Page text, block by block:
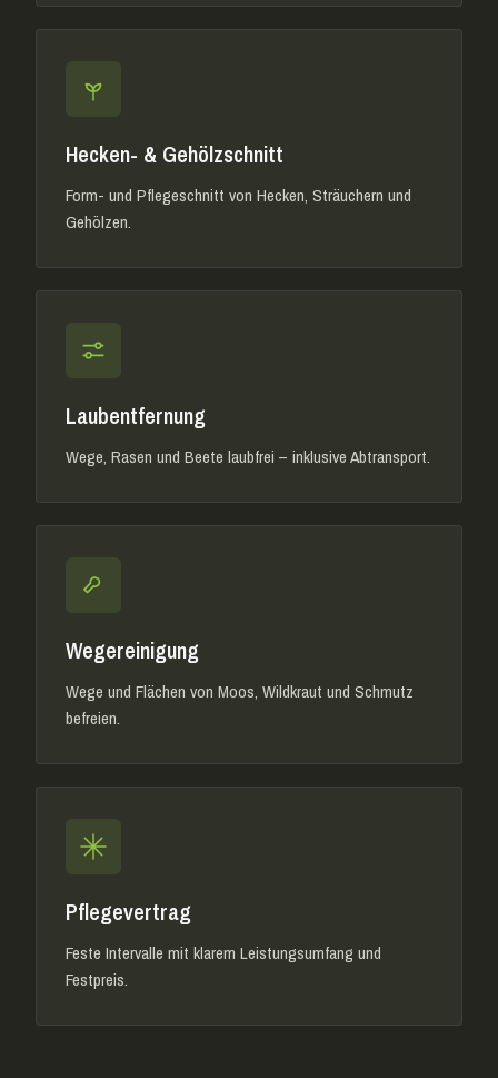
Hecken- & Gehölzschnitt
Form- und Pflegeschnitt von Hecken, Sträuchern und
Gehölzen.
Laubentfernung
Wege, Rasen und Beete laubfrei – inklusive Abtransport.
Wegereinigung
Wege und Flächen von Moos, Wildkraut und Schmutz
befreien.
Pflegevertrag
Feste Intervalle mit klarem Leistungsumfang und
Festpreis.